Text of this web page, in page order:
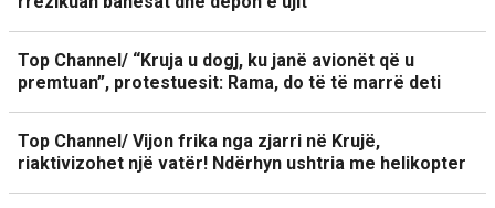
Top Channel/ “Kruja u dogj, ku janë avionët që u
premtuan”, protestuesit: Rama, do të të marrë deti
Top Channel/ Vijon frika nga zjarri në Krujë,
riaktivizohet një vatër! Ndërhyn ushtria me helikopter